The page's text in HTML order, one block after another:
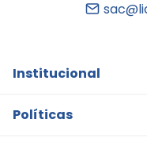
Institucional
Quem somos
Políticas